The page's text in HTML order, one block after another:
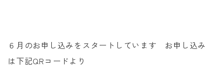
６月のお申し込みをスタートしています お申し込み
は下記QRコードより